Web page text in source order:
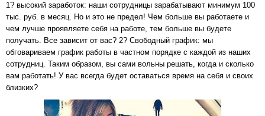
1? высокий заработок: наши сотрудницы зарабатывают минимум 100
тыс. руб. в месяц. Но и это не предел! Чем больше вы работаете и
чем лучше проявляете себя на работе, тем больше вы будете
получать. Все зависит от вас? 2? Свободный график: мы
обговариваем график работы в частном порядке с каждой из наших
сотрудниц. Таким образом, вы сами вольны решать, когда и сколько
вам работать! У вас всегда будет оставаться время на себя и своих
близких?